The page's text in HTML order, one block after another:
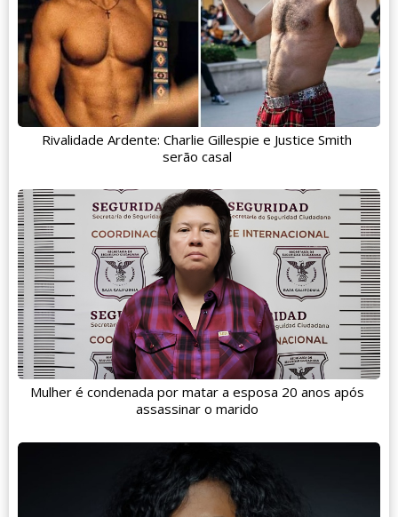
Rivalidade Ardente: Charlie Gillespie e Justice Smith
serão casal
Mulher é condenada por matar a esposa 20 anos após
assassinar o marido